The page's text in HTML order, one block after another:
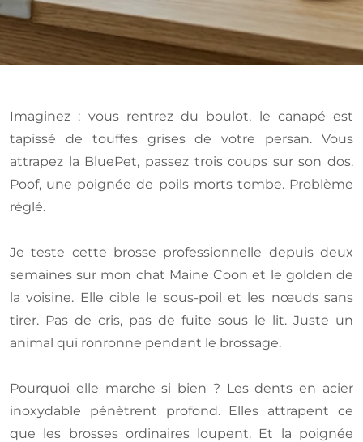
Imaginez : vous rentrez du boulot, le canapé est
tapissé de touffes grises de votre persan. Vous
attrapez la BluePet, passez trois coups sur son dos.
Poof, une poignée de poils morts tombe. Problème
réglé.
Je teste cette brosse professionnelle depuis deux
semaines sur mon chat Maine Coon et le golden de
la voisine. Elle cible le sous-poil et les nœuds sans
tirer. Pas de cris, pas de fuite sous le lit. Juste un
animal qui ronronne pendant le brossage.
Pourquoi elle marche si bien ? Les dents en acier
inoxydable pénètrent profond. Elles attrapent ce
que les brosses ordinaires loupent. Et la poignée